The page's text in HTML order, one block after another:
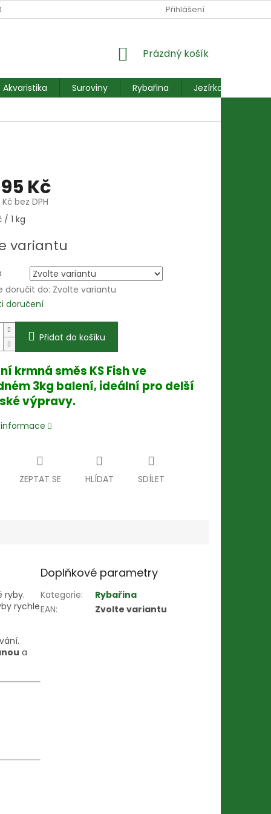
OSOBNÍCH ÚDAJŮ REKLAMACE FORMULÁŘ
Přihlášení
NÁKUPNÍ
Prázdný košík
Akvaristika Suroviny Rybařina
Jezírkové ryby
Kč
Kčbez DPH
/ 1 kg
variantu
doručit do: Zvolte variantu
doručení
Přidat do košíku
krmná směs KS Fish ve
3kg balení, ideální pro delší
výpravy.
ZEPTAT SE HLÍDAT SDÍLET
ryby.
rychle
a
Doplňkové parametry
Kategorie:
Rybařina
EAN: Zvolte variantu